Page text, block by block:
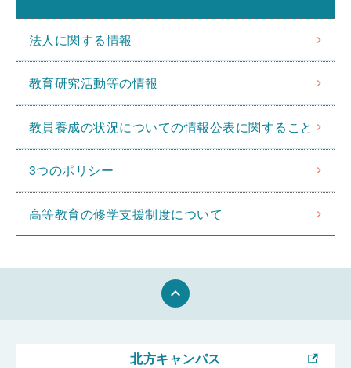
法人に関する情報
教育研究活動等の情報
教員養成の状況についての情報公表に関すること
3つのポリシー
高等教育の修学支援制度について
keyboard_arrow_up
北方キャンパス